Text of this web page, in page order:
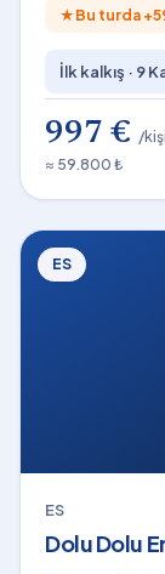
★ Bu turda +
İlk kalkış · 9
997 € /kişi
≈ 59.800 ₺
ES
ES
Dolu Dolu